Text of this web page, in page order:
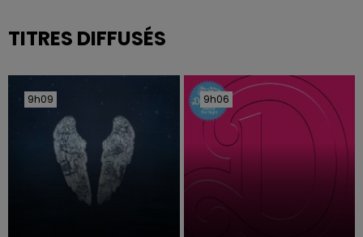
TITRES DIFFUSÉS
9h09
9h09 9h06
9h06